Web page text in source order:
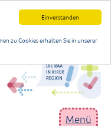
Einverstanden
zu Cookies erhalten Sie in unserer
Menü